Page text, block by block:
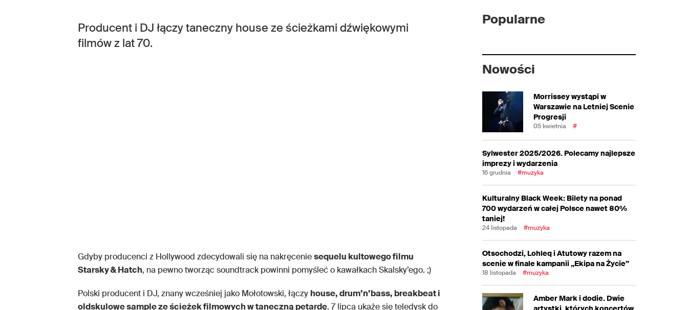
Producent i DJ łączy taneczny house ze ścieżkami dźwiękowymi
filmów z lat 70.
Gdyby producenci z Hollywood zdecydowali się na nakręceniesequelu kultowego filmu
Starsky & Hatch, na pewno tworząc soundtrack powinni pomyśleć o kawałkach Skalsky’ego. ;)
Polski producent i DJ, znany wcześniej jako Mołotowski, łączy house, drum’n’bass, breakbeat i
oldskulowe sample ze ścieżek filmowych w taneczną petardę. 7 lipca ukaże się teledysk do
Popularne
Nowości
Morrissey wystąpi w
Warszawie na Letniej Scenie
Progresji
05 kwietnia #
Sylwester 2025/2026. Polecamy najlepsze
imprezy i wydarzenia
16 grudnia #muzyka
Kulturalny Black Week: Bilety na ponad
700 wydarzeń w całej Polsce nawet 80%
taniej!
24 listopada #muzyka
Otsochodzi, Lohleq i Atutowy razem na
scenie w finale kampanii „Ekipa na Życie”
18 listopada #muzyka
Amber Mark i dodie. Dwie